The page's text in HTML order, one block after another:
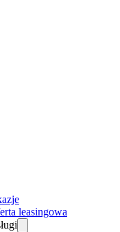
leasingowa